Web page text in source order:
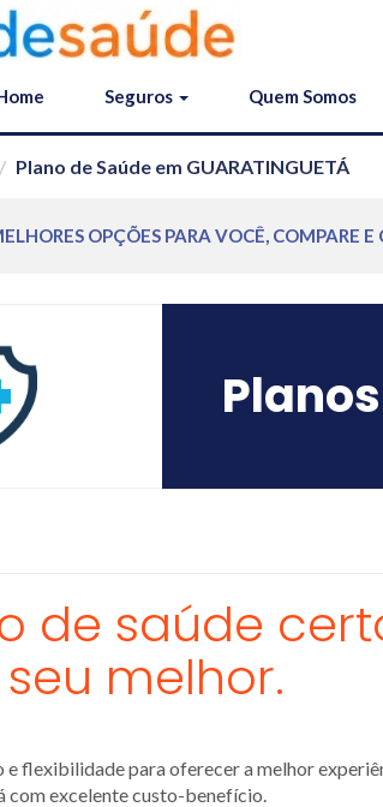
Seguros Quem Somos
Plano de Saúde em GUARATINGUETÁ
OPÇÕES PARA VOCÊ, COMPARE E
de saúde
melhor.
flexibilidade para oferecer a melhor
com excelente custo-benefício.